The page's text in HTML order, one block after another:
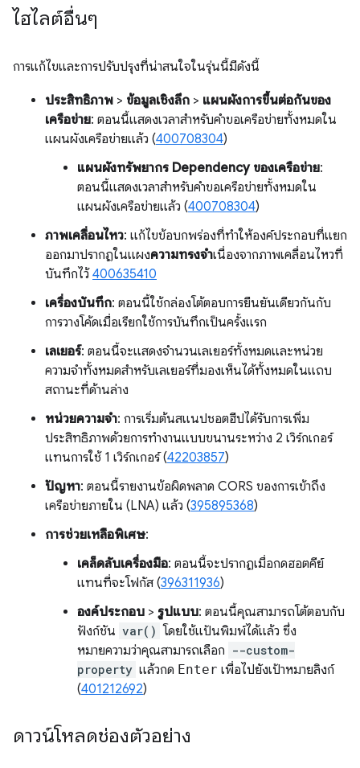
ไฮไลต์อื่นๆ
การแก้ไขและการปรับปรุงที่น่าสนใจในรุ่นนี้มีดังนี้
ประสิทธิภาพ > ข้อมูลเชิงลึก > แผนผังการขึ้นต่อกันของ
เครือข่าย: ตอนนี้แสดงเวลาสำหรับคำขอเครือข่ายทั้งหมดใน
แผนผังเครือข่ายแล้ว (400708304)
แผนผังทรัพยากร Dependency ของเครือข่าย:
ตอนนี้แสดงเวลาสำหรับคำขอเครือข่ายทั้งหมดใน
แผนผังเครือข่ายแล้ว (400708304)
ภาพเคลื่อนไหว: แก้ไขข้อบกพร่องที่ทำให้องค์ประกอบที่แยก
ออกมาปรากฏในแผงความทรงจำเนื่องจากภาพเคลื่อนไหวที่
บันทึกไว้ 400635410
เครื่องบันทึก: ตอนนี้ใช้กล่องโต้ตอบการยืนยันเดียวกันกับ
การวางโค้ดเมื่อเรียกใช้การบันทึกเป็นครั้งแรก
เลเยอร์: ตอนนี้จะแสดงจำนวนเลเยอร์ทั้งหมดและหน่วย
ความจำทั้งหมดสำหรับเลเยอร์ที่มองเห็นได้ทั้งหมดในแถบ
สถานะที่ด้านล่าง
หน่วยความจำ: การเริ่มต้นสแนปชอตฮีปได้รับการเพิ่ม
ประสิทธิภาพด้วยการทำงานแบบขนานระหว่าง 2 เวิร์กเกอร์
แทนการใช้ 1 เวิร์กเกอร์ (42203857)
ปัญหา: ตอนนี้รายงานข้อผิดพลาด CORS ของการเข้าถึง
เครือข่ายภายใน (LNA) แล้ว (395895368)
การช่วยเหลือพิเศษ:
เคล็ดลับเครื่องมือ: ตอนนี้จะปรากฏเมื่อกดฮอตคีย์
แทนที่จะโฟกัส (396311936)
องค์ประกอบ > รูปแบบ: ตอนนี้คุณสามารถโต้ตอบกับ
ฟังก์ชัน var() โดยใช้แป้นพิมพ์ได้แล้ว ซึ่ง
หมายความว่าคุณสามารถเลือก --custom-
property แล้วกด Enter เพื่อไปยังเป้าหมายลิงก์
(401212692)
ดาวน์โหลดช่องตัวอย่าง